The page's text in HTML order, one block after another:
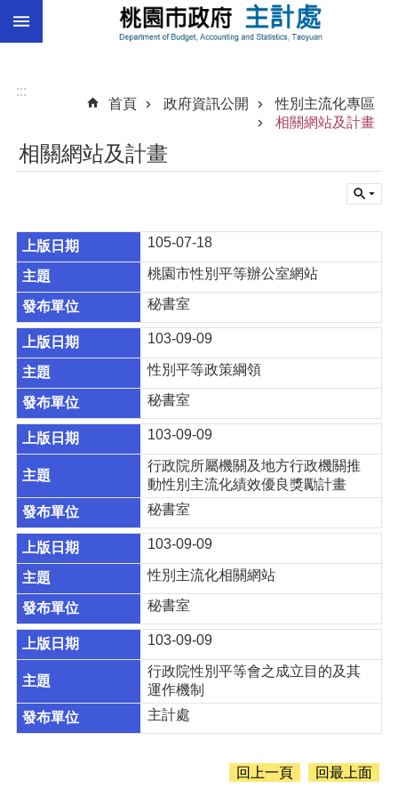
跳到主要內容區塊
總
階
搜
尋
訊
息
公
認
主
計
機
關
通
訊
錄
業
務
資
:::
首頁
政府資訊公開
性別主流化專區
相關網站及計畫
相關網站及計畫
105-07-18
桃園市性別平等辦公室網站
秘書室
103-09-09
性別平等政策綱領
秘書室
103-09-09
行政院所屬機關及地方行政機關推
動性別主流化績效優良獎勵計畫
秘書室
103-09-09
性別主流化相關網站
秘書室
103-09-09
行政院性別平等會之成立目的及其
運作機制
主計處
回上一頁 回最上面